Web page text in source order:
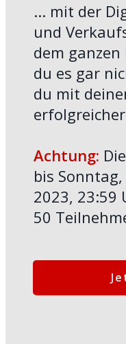
... mit der
und
dem
du es gar
du mit
Achtung:
bis
2023, 23:59
50